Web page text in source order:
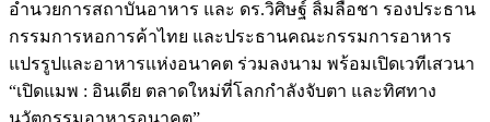
อำนวยการสถาบันอาหาร และ ดร.วิศิษฐ์ ลิ้มลือชา รองประธาน
กรรมการหอการค้าไทย และประธานคณะกรรมการอาหาร
แปรรูปและอาหารแห่งอนาคต ร่วมลงนาม พร้อมเปิดเวทีเสวนา
“เปิดแมพ : อินเดีย ตลาดใหม่ที่โลกกำลังจับตา และทิศทาง
นวัตกรรมอาหารอนาคต”